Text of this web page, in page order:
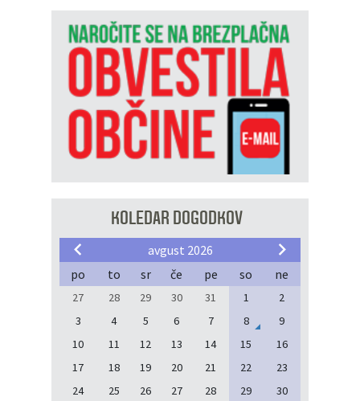
KOLEDAR DOGODKOV
avgust 2026
po
to sr če pe so ne
27 28 29 30 31 1
2
3
4 5 6 7 8
9
10
11 12 13 14 15
16
17
18 19 20 21 22
23
24
25 26 27 28 29 30